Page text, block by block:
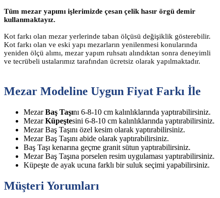
Tüm mezar yapımı işlerimizde çesan çelik hasır örgü demir
kullanmaktayız.
Kot farkı olan mezar yerlerinde taban ölçüsü değişiklik gösterebilir.
Kot farkı olan ve eski yapı mezarların yenilenmesi konularında
yeniden ölçü alımı, mezar yapım ruhsatı alındıktan sonra deneyimli
ve tecrübeli ustalarımız tarafından ücretsiz olarak yapılmaktadır.
Mezar Modeline Uygun Fiyat Farkı İle
MezarBaş Taşını 6-8-10 cm kalınlıklarında yaptırabilirsiniz.
MezarKüpeştesini 6-8-10 cm kalınlıklarında yaptırabilirsiniz.
Mezar Baş Taşını özel kesim olarak yaptırabilirsiniz.
Mezar Baş Taşını abide olarak yaptırabilirsiniz.
Baş Taşı kenarına geçme granit sütun yaptırabilirsiniz.
Mezar Baş Taşına porselen resim uygulaması yaptırabilirsiniz.
Küpeşte de ayak ucuna farklı bir suluk seçimi yapabilirsiniz.
Müşteri Yorumları